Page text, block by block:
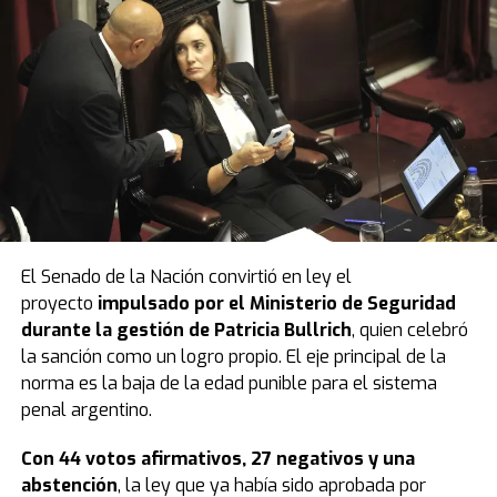
El Senado de la Nación convirtió en ley el
proyecto impulsado por el Ministerio de Seguridad
durante la gestión de Patricia Bullrich, quien celebró
la sanción como un logro propio. El eje principal de la
norma es la baja de la edad punible para el sistema
penal argentino.
Con 44 votos afirmativos, 27 negativos y una
abstención, la ley que ya había sido aprobada por